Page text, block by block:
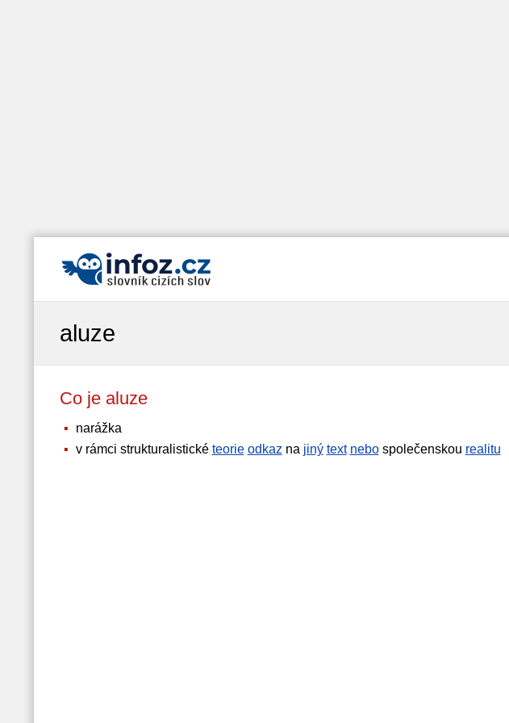
aluze
Co je aluze
narážka
v rámci strukturalistické teorie odkaz na jiný text nebospolečenskou realitu